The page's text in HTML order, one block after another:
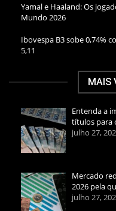
Yamal e Haaland: Os
Mundo 2026
Ibovespa B3 sobe 0,74%
5,11
MAIS
Entenda a
títulos para
julho 27,
Mercado
2026 pela
julho 27,